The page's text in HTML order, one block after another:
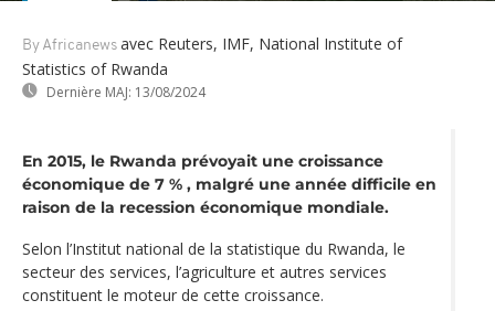
By Africanews avec Reuters, IMF, National Institute of
Statistics of Rwanda
Dernière MAJ: 13/08/2024
En 2015, le Rwanda prévoyait une croissance
économique de 7 % , malgré une année difficile en
raison de la recession économique mondiale.
Selon l’Institut national de la statistique du Rwanda, le
secteur des services, l’agriculture et autres services
constituent le moteur de cette croissance.